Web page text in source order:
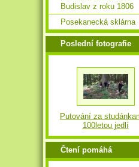
Budislav z roku 1806
Posekanecká sklárna
Poslední fotografie
Putování za
100letou jedlí
Čtení pomáhá